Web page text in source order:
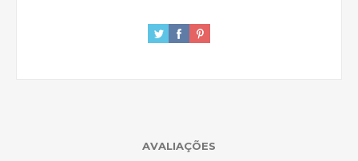
AVALIAÇÕES